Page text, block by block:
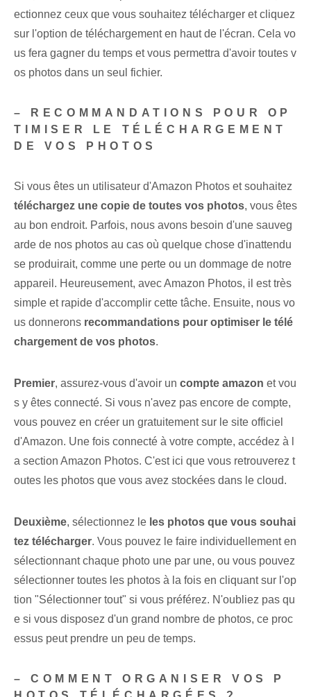
ectionnez ceux que vous souhaitez télécharger et cliquez
sur l'option de téléchargement en haut de l'écran. Cela vo
us fera gagner du temps et vous permettra d'avoir toutes v
os photos dans un seul fichier.
– RECOMMANDATIONS POUR OP
TIMISER LE TÉLÉCHARGEMENT
DE VOS PHOTOS
Si vous êtes un utilisateur d'Amazon Photos et souhaitez
téléchargez une copie de toutes vos photos, vous êtes
au bon endroit. Parfois, nous avons besoin d'une sauveg
arde de nos photos au cas où quelque chose d'inattendu
se produirait, comme une perte ou un dommage de notre
appareil. Heureusement, avec Amazon Photos, il est très
simple et rapide d'accomplir cette tâche. Ensuite, nous vo
us donnerons recommandations pour optimiser le télé
chargement de vos photos.
Premier, assurez-vous d'avoir un compte amazon et vou
s y êtes connecté. Si vous n'avez pas encore de compte,
vous pouvez en créer un gratuitement sur le site officiel
d'Amazon. Une fois connecté à votre compte, accédez à l
a section Amazon Photos. C'est ici que vous retrouverez t
outes les photos que vous avez stockées dans le cloud.
Deuxième, sélectionnez le les photos que vous souhai
tez télécharger. Vous pouvez le faire individuellement en
sélectionnant chaque photo une par une, ou vous pouvez
sélectionner toutes les photos à la fois en cliquant sur l'op
tion "Sélectionner tout" si vous préférez. N'oubliez pas qu
e si vous disposez d'un grand nombre de photos, ce proc
essus peut prendre un peu de temps.
– COMMENT ORGANISER VOS P